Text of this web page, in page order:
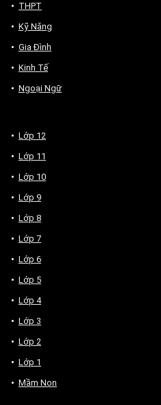
THPT
Kỹ Năng
Gia Đình
Kinh Tế
Ngoại Ngữ
Lớp 12
Lớp 11
Lớp 10
Lớp 9
Lớp 8
Lớp 7
Lớp 6
Lớp 5
Lớp 4
Lớp 3
Lớp 2
Lớp 1
Mầm Non